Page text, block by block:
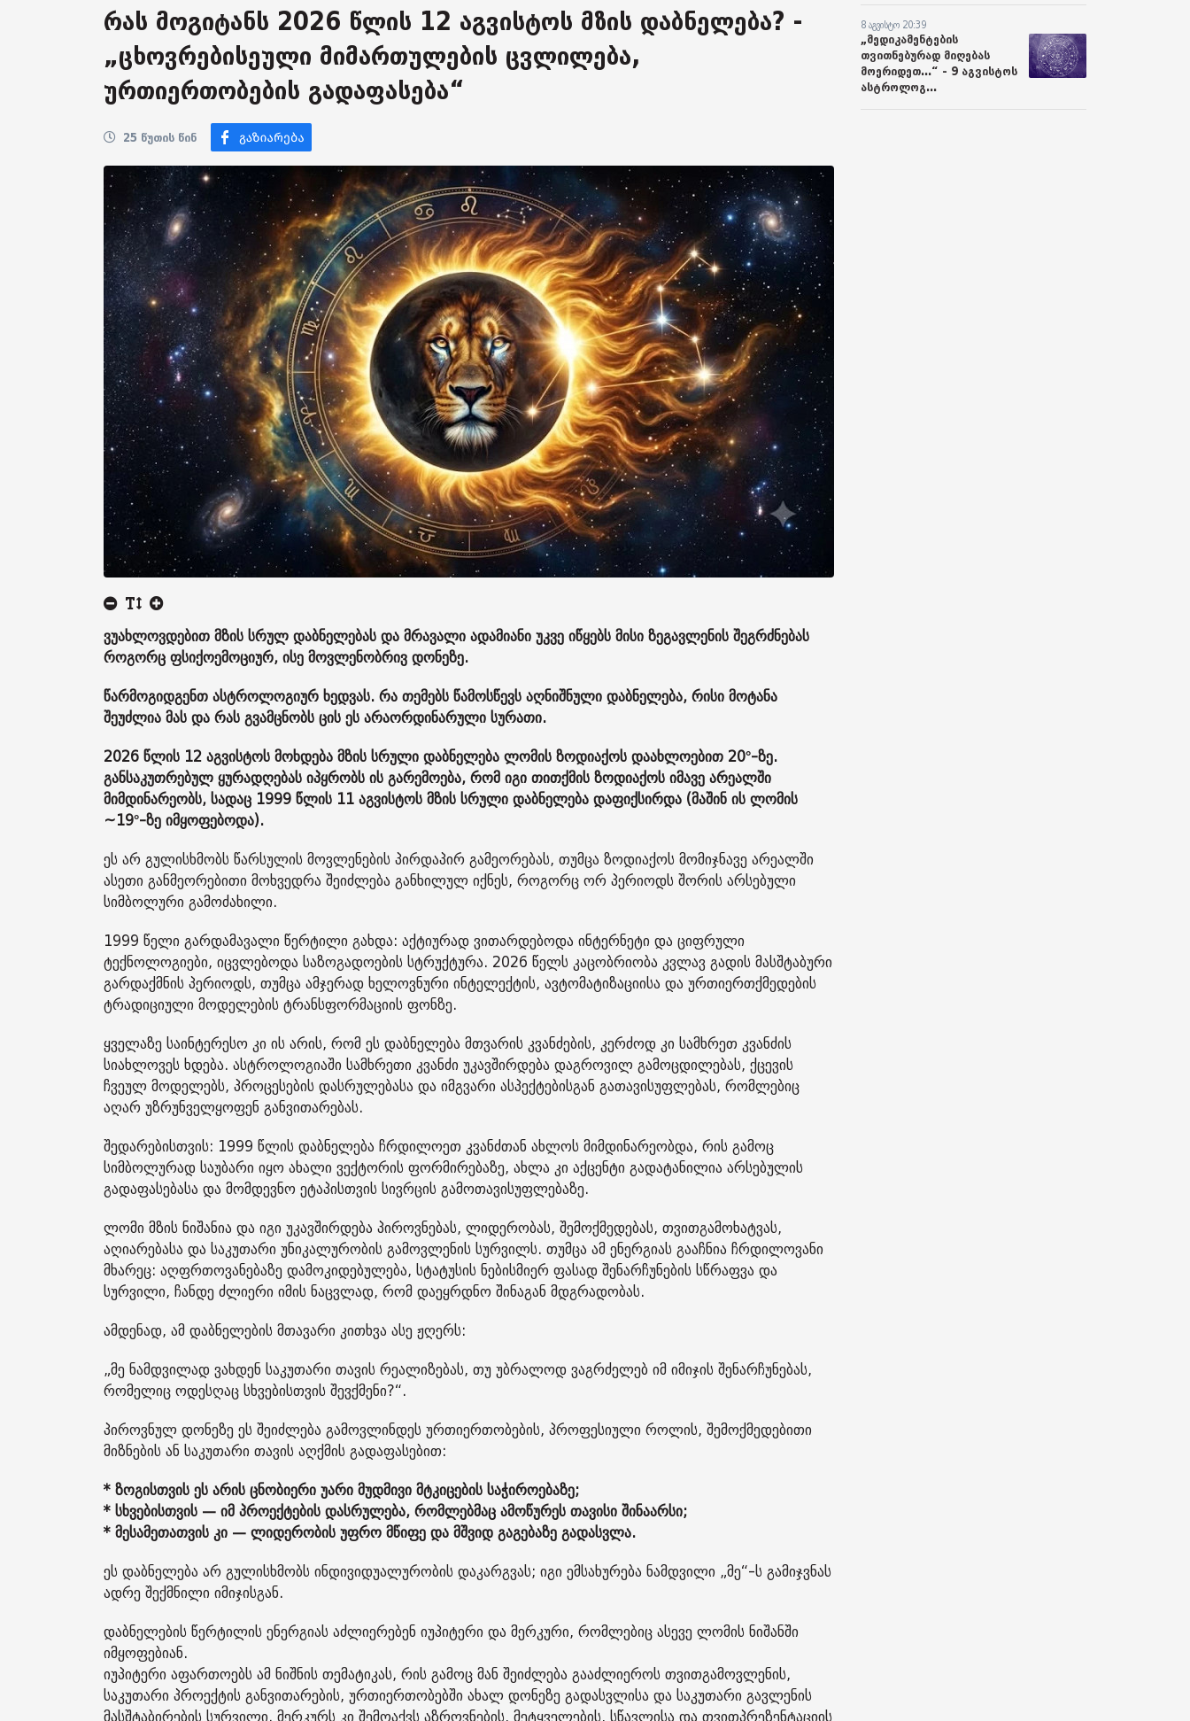
რას მოგიტანს 2026 წლის 12 აგვისტოს მზის დაბნელება? -
„ცხოვრებისეული მიმართულების ცვლილება,
ურთიერთობების გადაფასება“
25 წუთის წინ
ვუახლოვდებით მზის სრულ დაბნელებას და მრავალი ადამიანი უკვე იწყებს მისი ზეგავლენის შეგრძნებას
როგორც ფსიქოემოციურ, ისე მოვლენობრივ დონეზე.
წარმოგიდგენთ ასტროლოგიურ ხედვას. რა თემებს წამოსწევს აღნიშნული დაბნელება, რისი მოტანა
შეუძლია მას და რას გვამცნობს ცის ეს არაორდინარული სურათი.
2026 წლის 12 აგვისტოს მოხდება მზის სრული დაბნელება ლომის ზოდიაქოს დაახლოებით 20°-ზე.
განსაკუთრებულ ყურადღებას იპყრობს ის გარემოება, რომ იგი თითქმის ზოდიაქოს იმავე არეალში
მიმდინარეობს, სადაც 1999 წლის 11 აგვისტოს მზის სრული დაბნელება დაფიქსირდა (მაშინ ის ლომის
~19°-ზე იმყოფებოდა).
ეს არ გულისხმობს წარსულის მოვლენების პირდაპირ გამეორებას, თუმცა ზოდიაქოს მომიჯნავე არეალში
ასეთი განმეორებითი მოხვედრა შეიძლება განხილულ იქნეს, როგორც ორ პერიოდს შორის არსებული
სიმბოლური გამოძახილი.
1999 წელი გარდამავალი წერტილი გახდა: აქტიურად ვითარდებოდა ინტერნეტი და ციფრული
ტექნოლოგიები, იცვლებოდა საზოგადოების სტრუქტურა. 2026 წელს კაცობრიობა კვლავ გადის მასშტაბური
გარდაქმნის პერიოდს, თუმცა ამჯერად ხელოვნური ინტელექტის, ავტომატიზაციისა და ურთიერთქმედების
ტრადიციული მოდელების ტრანსფორმაციის ფონზე.
ყველაზე საინტერესო კი ის არის, რომ ეს დაბნელება მთვარის კვანძების, კერძოდ კი სამხრეთ კვანძის
სიახლოვეს ხდება. ასტროლოგიაში სამხრეთი კვანძი უკავშირდება დაგროვილ გამოცდილებას, ქცევის
ჩვეულ მოდელებს, პროცესების დასრულებასა და იმგვარი ასპექტებისგან გათავისუფლებას, რომლებიც
აღარ უზრუნველყოფენ განვითარებას.
შედარებისთვის: 1999 წლის დაბნელება ჩრდილოეთ კვანძთან ახლოს მიმდინარეობდა, რის გამოც
სიმბოლურად საუბარი იყო ახალი ვექტორის ფორმირებაზე, ახლა კი აქცენტი გადატანილია არსებულის
გადაფასებასა და მომდევნო ეტაპისთვის სივრცის გამოთავისუფლებაზე.
ლომი მზის ნიშანია და იგი უკავშირდება პიროვნებას, ლიდერობას, შემოქმედებას, თვითგამოხატვას,
აღიარებასა და საკუთარი უნიკალურობის გამოვლენის სურვილს. თუმცა ამ ენერგიას გააჩნია ჩრდილოვანი
მხარეც: აღფრთოვანებაზე დამოკიდებულება, სტატუსის ნებისმიერ ფასად შენარჩუნების სწრაფვა და
სურვილი, ჩანდე ძლიერი იმის ნაცვლად, რომ დაეყრდნო შინაგან მდგრადობას.
ამდენად, ამ დაბნელების მთავარი კითხვა ასე ჟღერს:
„მე ნამდვილად ვახდენ საკუთარი თავის რეალიზებას, თუ უბრალოდ ვაგრძელებ იმ იმიჯის შენარჩუნებას,
რომელიც ოდესღაც სხვებისთვის შევქმენი?“.
პიროვნულ დონეზე ეს შეიძლება გამოვლინდეს ურთიერთობების, პროფესიული როლის, შემოქმედებითი
მიზნების ან საკუთარი თავის აღქმის გადაფასებით:
* ზოგისთვის ეს არის ცნობიერი უარი მუდმივი მტკიცების საჭიროებაზე;
* სხვებისთვის — იმ პროექტების დასრულება, რომლებმაც ამოწურეს თავისი შინაარსი;
* მესამეთათვის კი — ლიდერობის უფრო მწიფე და მშვიდ გაგებაზე გადასვლა.
ეს დაბნელება არ გულისხმობს ინდივიდუალურობის დაკარგვას; იგი ემსახურება ნამდვილი „მე“-ს გამიჯვნას
ადრე შექმნილი იმიჯისგან.
დაბნელების წერტილის ენერგიას აძლიერებენ იუპიტერი და მერკური, რომლებიც ასევე ლომის ნიშანში
იმყოფებიან.
იუპიტერი აფართოებს ამ ნიშნის თემატიკას, რის გამოც მან შეიძლება გააძლიეროს თვითგამოვლენის,
საკუთარი პროექტის განვითარების, ურთიერთობებში ახალ დონეზე გადასვლისა და საკუთარი გავლენის
მასშტაბირების სურვილი. მერკურს კი შემოაქვს აზროვნების, მეტყველების, სწავლისა და თვითპრეზენტაციის
8 აგვისტო 20:39
„მედიკამენტების
თვითნებურად მიღებას
მოერიდეთ...“ - 9 აგვისტოს
ასტროლოგ...